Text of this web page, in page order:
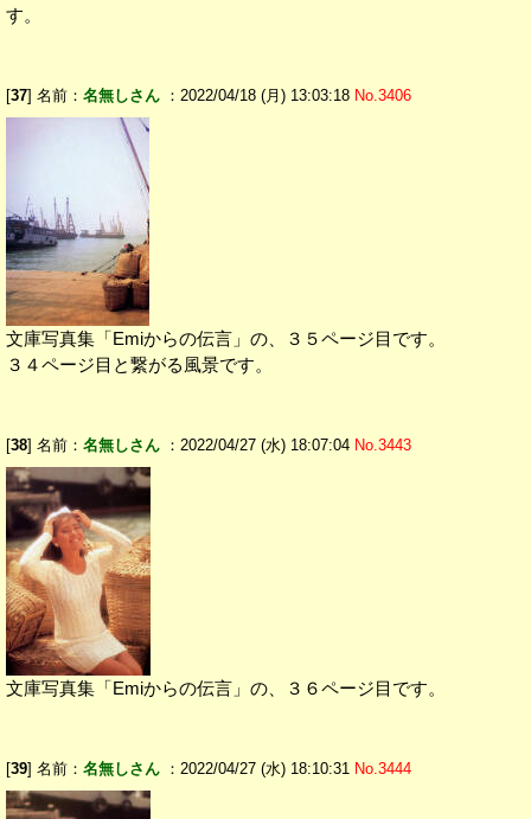
す。
[37] 名前： 名無しさん ：2022/04/18 (月) 13:03:18 No.3406
文庫写真集「Emiからの伝言」の、３５ページ目です。
３４ページ目と繋がる風景です。
[38] 名前： 名無しさん ：2022/04/27 (水) 18:07:04 No.3443
文庫写真集「Emiからの伝言」の、３６ページ目です。
[39] 名前： 名無しさん ：2022/04/27 (水) 18:10:31 No.3444